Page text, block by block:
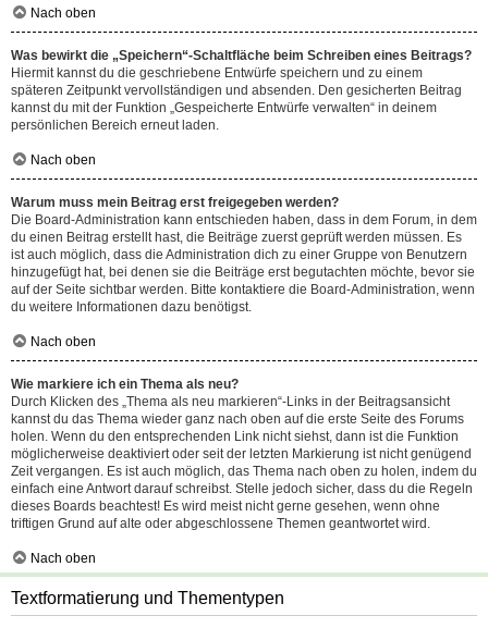
Nach oben
Was bewirkt die „Speichern“-Schaltfläche beim Schreiben eines Beitrags?
Hiermit kannst du die geschriebene Entwürfe speichern und zu einem
späteren Zeitpunkt vervollständigen und absenden. Den gesicherten Beitrag
kannst du mit der Funktion „Gespeicherte Entwürfe verwalten“ in deinem
persönlichen Bereich erneut laden.
Nach oben
Warum muss mein Beitrag erst freigegeben werden?
Die Board-Administration kann entschieden haben, dass in dem Forum, in dem
du einen Beitrag erstellt hast, die Beiträge zuerst geprüft werden müssen. Es
ist auch möglich, dass die Administration dich zu einer Gruppe von Benutzern
hinzugefügt hat, bei denen sie die Beiträge erst begutachten möchte, bevor sie
auf der Seite sichtbar werden. Bitte kontaktiere die Board-Administration, wenn
du weitere Informationen dazu benötigst.
Nach oben
Wie markiere ich ein Thema als neu?
Durch Klicken des „Thema als neu markieren“-Links in der Beitragsansicht
kannst du das Thema wieder ganz nach oben auf die erste Seite des Forums
holen. Wenn du den entsprechenden Link nicht siehst, dann ist die Funktion
möglicherweise deaktiviert oder seit der letzten Markierung ist nicht genügend
Zeit vergangen. Es ist auch möglich, das Thema nach oben zu holen, indem du
einfach eine Antwort darauf schreibst. Stelle jedoch sicher, dass du die Regeln
dieses Boards beachtest! Es wird meist nicht gerne gesehen, wenn ohne
triftigen Grund auf alte oder abgeschlossene Themen geantwortet wird.
Nach oben
Textformatierung und Thementypen